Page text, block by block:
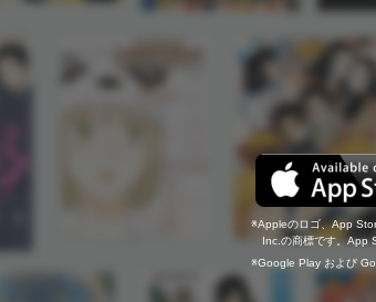
Appleのロゴ、App
Inc.の商標です。App
Google Play および